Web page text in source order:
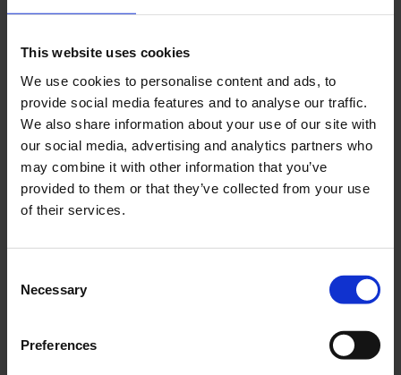
This website uses cookies
We use cookies to personalise content and ads, to
provide social media features and to analyse our traffic.
We also share information about your use of our site with
our social media, advertising and analytics partners who
may combine it with other information that you’ve
provided to them or that they’ve collected from your use
of their services.
Selection
Necessary
Preferences
Niels Hofman-Bang
Professor i uorganisk og analytisk kemi
I 1990 havde jeg lejlighed til – sammen med lektor ved Sorø
Akademi, civilingeniør Hemming Andersen – nærmere at gennemgå
de mikroskoper m.m., som findes på herregården Hofmansgave ved
Otterup på Fyn. Hemming Andersen er primus motor i et projekt,
muligt at afgøre, om det mikroskop, hvori H.C. Andersen så
grøftevandsdråben, stadig fandtes på Hofmansgave, hvilket vi altid
I juli 1830 tilbragte H.C. Andersen nogle dage hos stamhusbesidder,
samt botaniker og agronom Niels Hofman-Bang på Hofmansgave.